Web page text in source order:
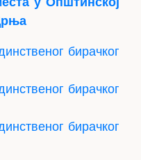
бирачког
бирачког
бирачког